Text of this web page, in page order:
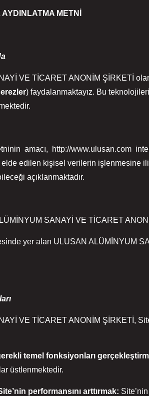
METNİ
VE TİCARET ANONİM ŞİRKETİ
) faydalanmaktayız. Bu
amacı, http://www.ulusan.com
elde edilen kişisel verilerin işlenmesine
açıklanmaktadır.
SANAYİ VE
yer alan ULUSAN ALÜMİNYUM
VE TİCARET ANONİM ŞİRKETİ,
temel fonksiyonları
üstlenmektedir.
performansını arttırmak: